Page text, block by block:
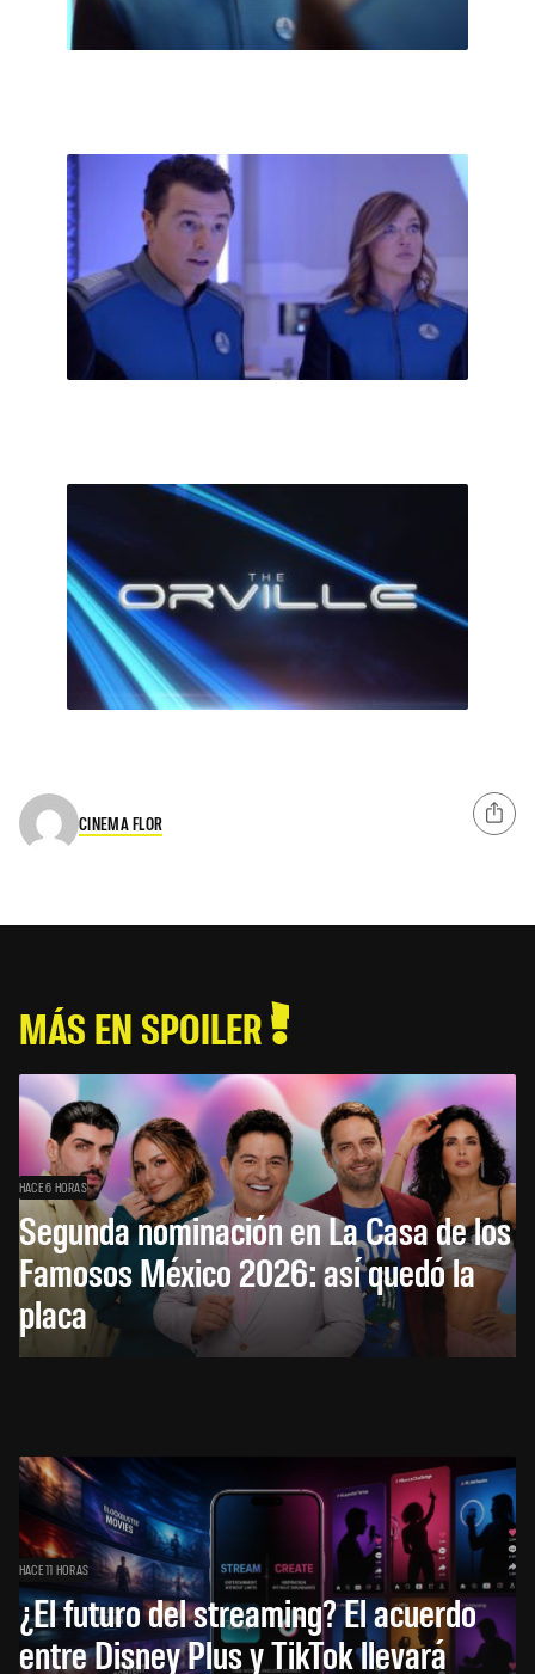
CINEMA FLOR
MÁS EN SPOILER
HACE 6 HORAS
Segunda nominación en La Casa de los
Famosos México 2026: así quedó la
placa
HACE 11 HORAS
¿El futuro del streaming? El acuerdo
entre Disney Plus y TikTok llevará